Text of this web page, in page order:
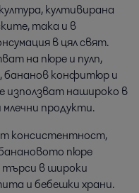
култивирана
така и в
в цял свят.
на пюре и пулп,
бананов конфитюр и
използват нашироко в
продукти.
консистентност,
пюре
в широки
и бебешки храни.